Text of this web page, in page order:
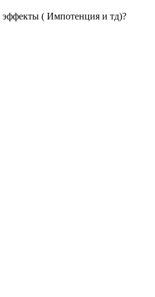
эффекты ( Импотенция и тд)?